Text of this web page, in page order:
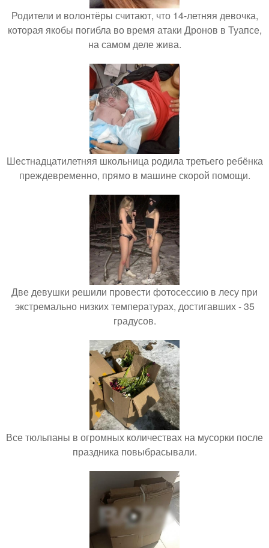
Родители и волонтёры считают, что 14-летняя девочка,
которая якобы погибла во время атаки Дронов в Туапсе,
на самом деле жива.
Шестнадцатилетняя школьница родила третьего ребёнка
преждевременно, прямо в машине скорой помощи.
Две девушки решили провести фотосессию в лесу при
экстремально низких температурах, достигавших - 35
градусов.
Все тюльпаны в огромных количествах на мусорки после
праздника повыбрасывали.